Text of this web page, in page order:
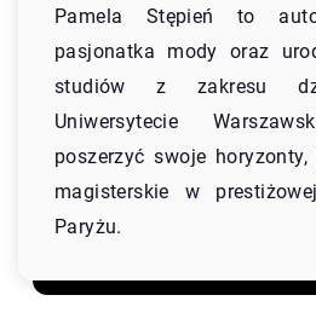
Pamela Stępień to
pasjonatka mody oraz
studiów z zakresu
Uniwersytecie
poszerzyć swoje
magisterskie w
Paryżu.